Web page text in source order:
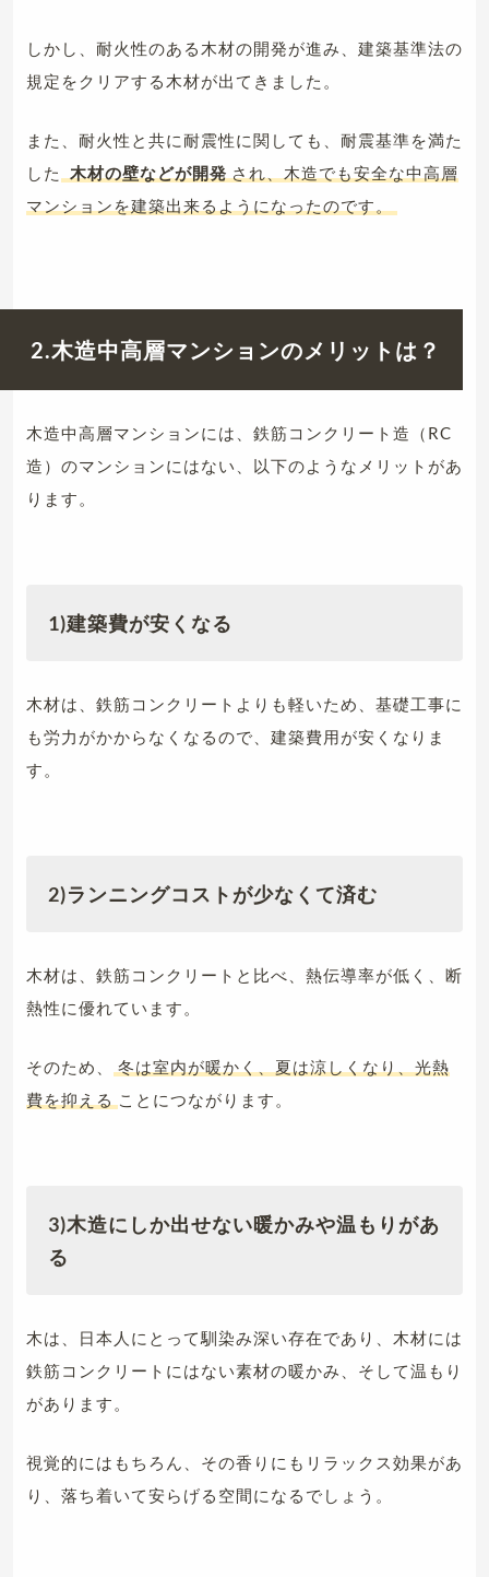
しかし、耐火性のある木材の開発が進み、建築基準法の
規定をクリアする木材が出てきました。
また、耐火性と共に耐震性に関しても、耐震基準を満た
した
木材の壁などが開発 され、木造でも安全な中高層
マンションを建築出来るようになったのです。
2.木造中高層マンションのメリットは？
木造中高層マンションには、鉄筋コンクリート造（RC
造）のマンションにはない、以下のようなメリットがあ
ります。
1)建築費が安くなる
木材は、鉄筋コンクリートよりも軽いため、基礎工事に
も労力がかからなくなるので、建築費用が安くなりま
す。
2)ランニングコストが少なくて済む
木材は、鉄筋コンクリートと比べ、熱伝導率が低く、断
熱性に優れています。
そのため、
冬は室内が暖かく、夏は涼しくなり、光熱
費を抑える ことにつながります。
3)木造にしか出せない暖かみや温もりがあ
る
木は、日本人にとって馴染み深い存在であり、木材には
鉄筋コンクリートにはない素材の暖かみ、そして温もり
があります。
視覚的にはもちろん、その香りにもリラックス効果があ
り、落ち着いて安らげる空間になるでしょう。